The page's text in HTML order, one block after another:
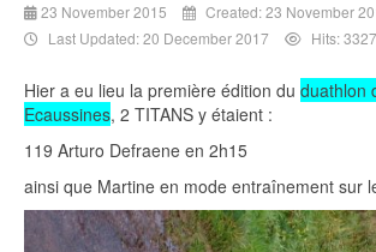
23 November 2015
Created: 23 November
Last Updated: 20 December 2017
Hits: 3327
Hier a eu lieu la première édition du duathlon
Ecaussines, 2 TITANS y étaient :
119 Arturo Defraene en 2h15
ainsi que Martine en mode entraînement sur